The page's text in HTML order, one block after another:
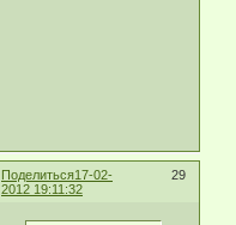
Поделиться 29
17-02-
2012 19:11:32